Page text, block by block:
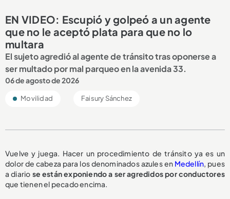
EN VIDEO: Escupió y golpeó a un agente
que no le aceptó plata para que no lo
multara
El sujeto agredió al agente de tránsito tras oponerse a
ser multado por mal parqueo en la avenida 33.
06 de agosto de 2026
Movilidad Faisury Sánchez
Vuelve y juega. Hacer un procedimiento de tránsito ya es un
dolor de cabeza para los denominados azules en Medellín , pues
a diario se están exponiendo a seragredidos por conductores
que tienen el pecado encima.